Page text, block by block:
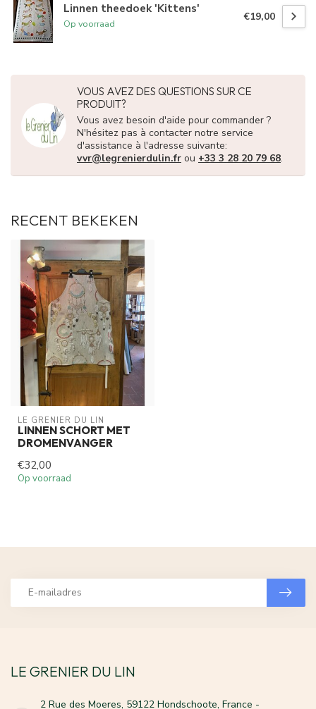
Linnen theedoek 'Kittens'
Op voorraad
€19,00
VOUS AVEZ DES QUESTIONS SUR CE
PRODUIT?
Vous avez besoin d'aide pour commander ?
N'hésitez pas à contacter notre service
d'assistance à l'adresse suivante:
vvr@legrenierdulin.fr ou +33 3 28 20 79 68.
RECENT BEKEKEN
LE GRENIER DU LIN
LINNEN SCHORT MET
DROMENVANGER
€32,00
Op voorraad
LE GRENIER DU LIN
2 Rue des Moeres, 59122 Hondschoote, France -